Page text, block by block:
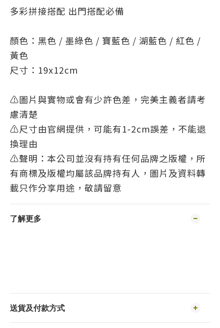
多彩拼接搭配 出門搭配必備
顏色：黑色 / 墨綠色 / 寶藍色 / 湖藍色 / 紅色 /
黃色
尺寸：19x12cm
⚠️圖片與實物或會有少許色差，完美主義者請考
慮清楚
⚠️尺寸由官網提供，可能有1-2cm誤差，不能退
換理由
⚠️聲明：本公司並沒有持有任何品牌之版權，所
有商標及版權均屬該品牌持有人，圖片及資料轉
載只作分享用途，敬請留意
了解更多
送貨及付款方式